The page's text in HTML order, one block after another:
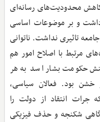
محدودیت‌های رسانه‌ای
داشت و بر موضوعات اساسی
تاثیری نداشت. ناتوانی
مرتبط با اصلاح امور هم
حکومت بشار اسد به هر
بود. فعالان سیاسی،
جرات انتقاد از دولت را
گاهی شکنجه و حذف فیزیکی